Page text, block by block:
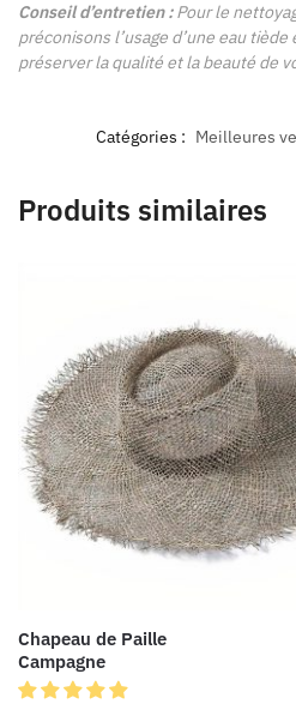
Conseil d’entretien :Pour le
préconisons l’usage d’une eau
préserver la qualité et la beauté de
Catégories : Meilleures
Produits similaires
Chapeau de Paille
Campagne